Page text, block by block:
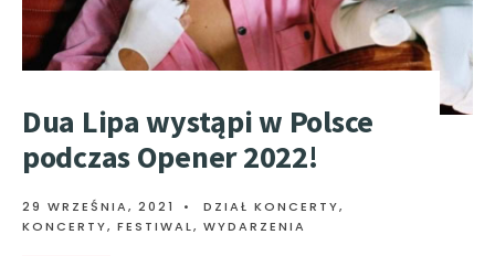
Dua Lipa wystąpi w Polsce
podczas Opener 2022!
29 WRZEŚNIA, 2021 • DZIAŁ KONCERTY,
KONCERTY, FESTIWAL, WYDARZENIA